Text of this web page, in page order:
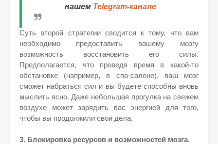
нашем Telegram-канале
Суть второй стратегии сводится к тому, что вам
необходимо предоставить вашему мозгу
возможность восстановить его силы.
Предполагается, что проведя время в какой-то
обстановке (например, в спа-салоне), ваш мозг
сможет набраться сил и вы будете способны вновь
мыслить ясно. Даже небольшая прогулка на свежем
воздухе может зарядить вас энергией для того,
чтобы вы продолжили свои дела.
3. Блокировка ресурсов и возможностей мозга.